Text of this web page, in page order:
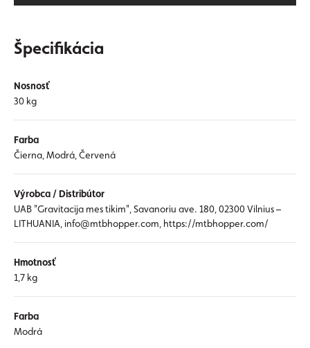
Špecifikácia
Nosnosť
30 kg
Farba
Čierna, Modrá, Červená
Výrobca / Distribútor
UAB "Gravitacija mes tikim", Savanoriu ave. 180, 02300 Vilnius –
LITHUANIA, info@mtbhopper.com, https://mtbhopper.com/
Hmotnosť
1,7 kg
Farba
Modrá